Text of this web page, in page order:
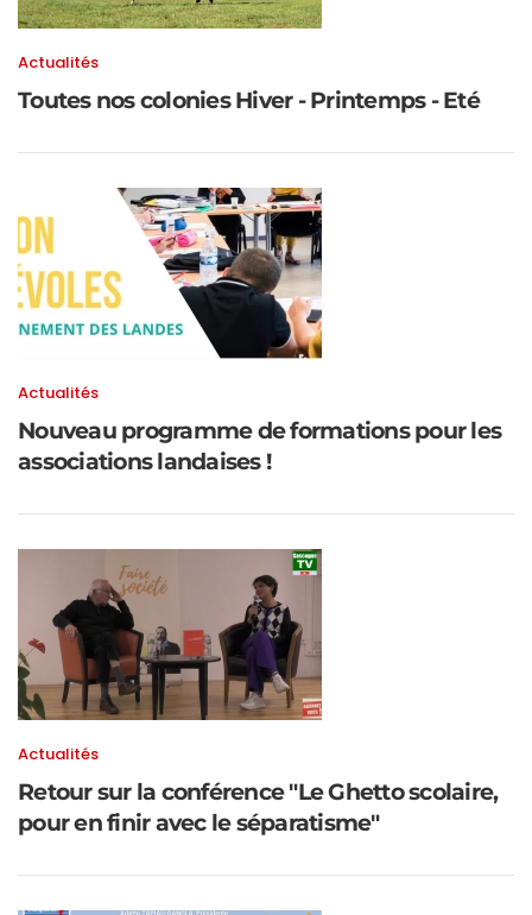
Actualités
Toutes nos colonies Hiver - Printemps - Eté
Actualités
Nouveau programme de formations pour les
associations landaises !
Actualités
Retour sur la conférence "Le Ghetto scolaire,
pour en finir avec le séparatisme"